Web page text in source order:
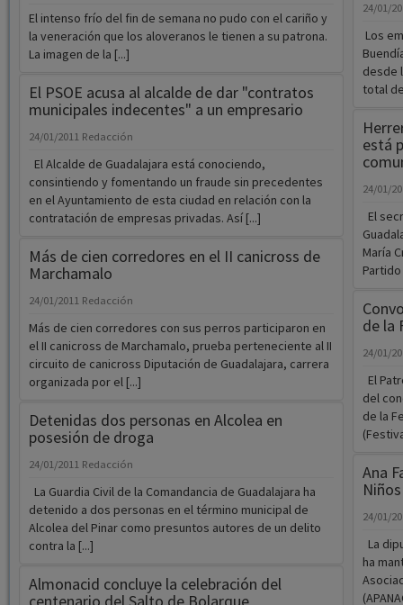
El intenso frío del fin de semana no pudo con el cariño y
la veneración que los aloveranos le tienen a su patrona.
La imagen de la [...]
El PSOE acusa al alcalde de dar "contratos
municipales indecentes" a un empresario
24/01/2011 Redacción
El Alcalde de Guadalajara está conociendo,
consintiendo y fomentando un fraude sin precedentes
en el Ayuntamiento de esta ciudad en relación con la
contratación de empresas privadas. Así [...]
Más de cien corredores en el II canicross de
Marchamalo
24/01/2011 Redacción
Más de cien corredores con sus perros participaron en
el II canicross de Marchamalo, prueba perteneciente al II
circuito de canicross Diputación de Guadalajara, carrera
organizada por el [...]
Detenidas dos personas en Alcolea en
posesión de droga
24/01/2011 Redacción
La Guardia Civil de la Comandancia de Guadalajara ha
detenido a dos personas en el término municipal de
Alcolea del Pinar como presuntos autores de un delito
contra la [...]
Almonacid concluye la celebración del
24/01/
Los
desde
total
está
24/01/
El
María
de la
24/01/
El
del
de la
Ana
24/01/
La
ha